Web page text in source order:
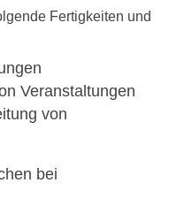
Fertigkeiten und
Veranstaltungen
von
bei